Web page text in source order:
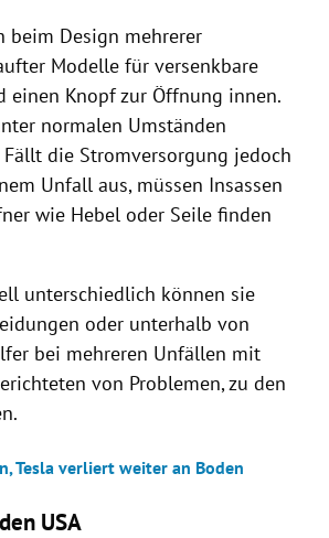
beim Design mehrerer
Modelle für versenkbare
einen Knopf zur Öffnung innen.
normalen Umständen
die Stromversorgung jedoch
Unfall aus, müssen Insassen
wie Hebel oder Seile finden
unterschiedlich können sie
oder unterhalb von
bei mehreren Unfällen mit
von Problemen, zu den
Tesla verliert weiter an Boden
USA